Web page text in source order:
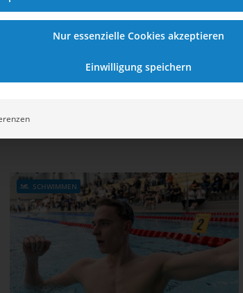
TEILEN AUF
SCHWIMMEN
Nur essenzielle Cookies akzeptieren
Einwilligung speichern